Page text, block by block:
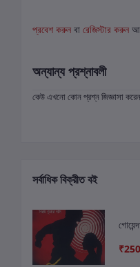
প্রবেশ করুন বা রেজিস্টার করুন
অন্যান্য প্রশ্নাবলী
কেউ এখনো কোন প্রশ্ন জিজ্ঞাসা
সর্বাধিক বিক্রীত বই